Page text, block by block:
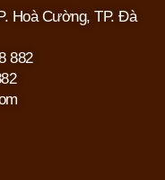
Hoà Cường, TP. Đà
882